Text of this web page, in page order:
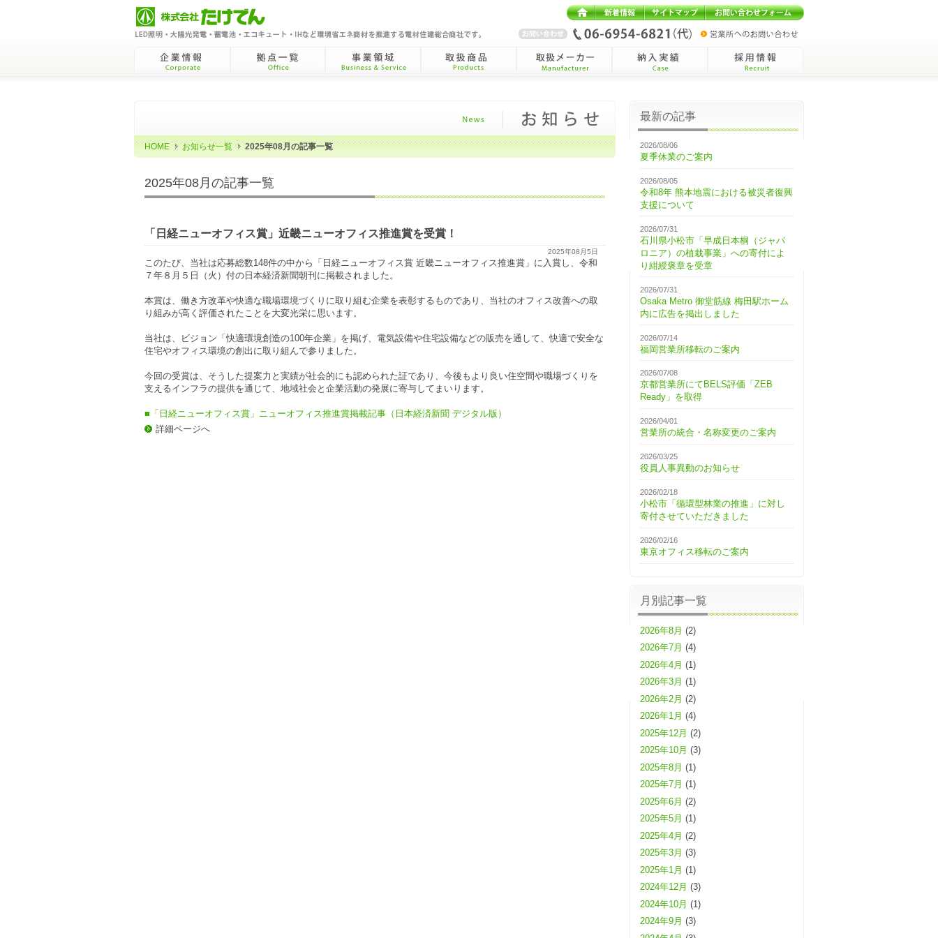
HOME 新着情報 サイトマップ
HOME お知らせ一覧 2025年08月の記事一覧
2025年08月の記事一覧
「日経ニューオフィス賞」近畿ニューオフィス推進賞を受賞！
2025年08月5日
このたび、当社は応募総数148件の中から「日経ニューオフィス賞 近畿ニューオフィス推進賞」に入賞し、令和
７年８月５日（火）付の日本経済新聞朝刊に掲載されました。
本賞は、働き方改革や快適な職場環境づくりに取り組む企業を表彰するものであり、当社のオフィス改善への取
り組みが高く評価されたことを大変光栄に思います。
当社は、ビジョン「快適環境創造の100年企業」を掲げ、電気設備や住宅設備などの販売を通して、快適で安全な
住宅やオフィス環境の創出に取り組んで参りました。
今回の受賞は、そうした提案力と実績が社会的にも認められた証であり、今後もより良い住空間や職場づくりを
支えるインフラの提供を通じて、地域社会と企業活動の発展に寄与してまいります。
■「日経ニューオフィス賞」ニューオフィス推進賞掲載記事（日本経済新聞 デジタル版）
詳細ページへ
最新の記事
2026/08/06
夏季休業のご案内
2026/08/05
令和8年 熊本地震における被災者復興
支援について
2026/07/31
石川県小松市「早成日本桐（ジャパ
ロニア）の植栽事業」への寄付によ
り紺綬褒章を受章
2026/07/31
Osaka Metro 御堂筋線 梅田駅ホーム
内に広告を掲出しました
2026/07/14
福岡営業所移転のご案内
2026/07/08
京都営業所にてBELS評価「ZEB
Ready」を取得
2026/04/01
営業所の統合・名称変更のご案内
2026/03/25
役員人事異動のお知らせ
2026/02/18
小松市「循環型林業の推進」に対し
寄付させていただきました
2026/02/16
東京オフィス移転のご案内
月別記事一覧
2026年8月 (2)
2026年7月 (4)
2026年4月 (1)
2026年3月 (1)
2026年2月 (2)
2026年1月 (4)
2025年12月 (2)
2025年10月 (3)
2025年8月 (1)
2025年7月 (1)
2025年6月 (2)
2025年5月 (1)
2025年4月 (2)
2025年3月 (3)
2025年1月 (1)
2024年12月 (3)
2024年10月 (1)
2024年9月 (3)